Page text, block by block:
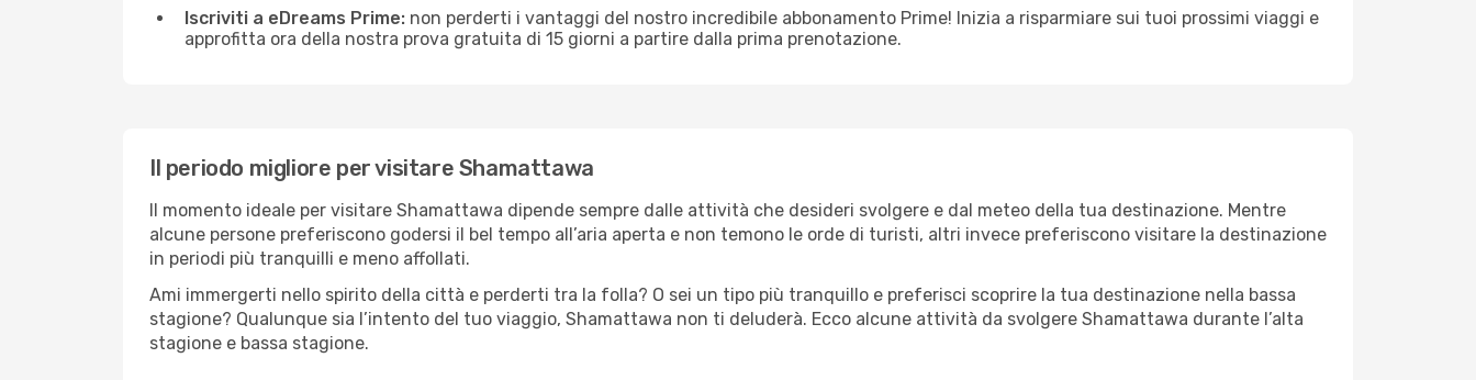
Iscriviti a eDreams Prime: non perderti i vantaggi del nostro incredibile abbonamento Prime! Inizia a risparmiare sui tuoi prossimi viaggi e
approfitta ora della nostra prova gratuita di 15 giorni a partire dalla prima prenotazione.
Il periodo migliore per visitare Shamattawa
Il momento ideale per visitare Shamattawa dipende sempre dalle attività che desideri svolgere e dal meteo della tua destinazione. Mentre
alcune persone preferiscono godersi il bel tempo all’aria aperta e non temono le orde di turisti, altri invece preferiscono visitare la destinazione
in periodi più tranquilli e meno affollati.
Ami immergerti nello spirito della città e perderti tra la folla? O sei un tipo più tranquillo e preferisci scoprire la tua destinazione nella bassa
stagione? Qualunque sia l’intento del tuo viaggio, Shamattawa non ti deluderà. Ecco alcune attività da svolgere Shamattawa durante l’alta
stagione e bassa stagione.